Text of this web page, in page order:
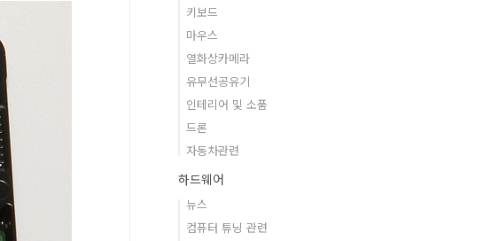
키보드
마우스
열화상카메라
유무선공유기
인테리어 및 소품
드론
자동차관련
하드웨어
뉴스
컴퓨터 튜닝 관련